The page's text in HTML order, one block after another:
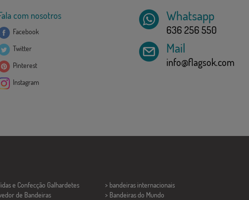
com nosotros
Facebook
Twitter
Pinterest
Instagram
Whatsapp
636 256 550
Mail
info@flagsok.com
e Confecção Galhardetes
de Bandeiras
> bandeiras internacionais
> Bandeiras do Mundo